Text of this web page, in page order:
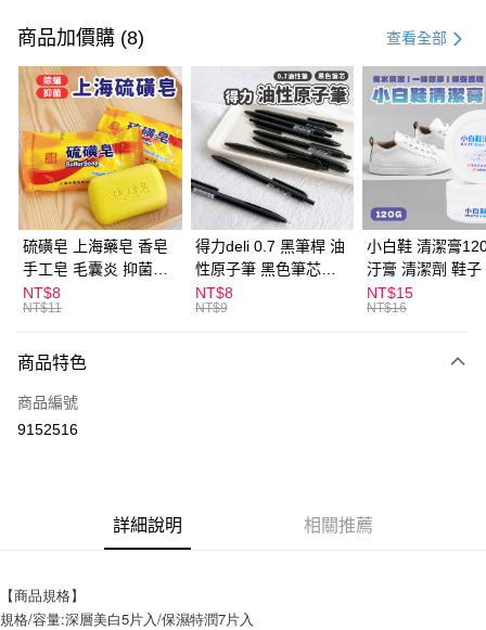
信用卡一次付款
超商取貨付款
LINE Pay
Apple Pay
街口支付
悠遊付
ATM付款
全家取貨付款
每筆NT$60，滿NT$599(含以上)免運費
付款後全家取貨
每筆NT$60，滿NT$599(含以上)免運費
每筆NT$60，滿NT$599(含以上)免運費
商品加價購 (8) 查看全部
硫磺皂 上海藥皂 香皂
手工皂 毛囊炎 抑菌除
蟎 清潔護膚 去油去痘
寵物皮膚病 狗狗貓咪
NT$8
NT$11
得力deli 0.7 黑筆桿 油
性原子筆 黑色筆芯
S304
NT$8
NT$9
小白鞋 清潔膏
汙膏 清潔劑 鞋子
漬 白皮鞋 鞋油
NT$15
NT$16
商品特色
商品編號
9152516
詳細說明 相關推薦
【商品規格】
規格/容量:深層美白5片入/保濕特潤7片入